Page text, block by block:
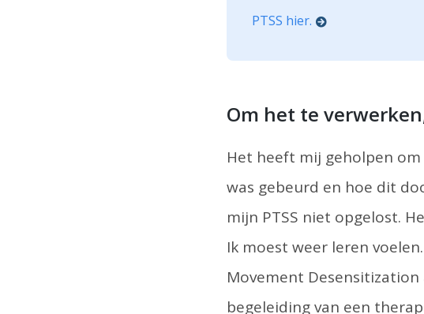
PTSS hier.
Om het te
Het heeft mij geholpen
was gebeurd en hoe dit
mijn PTSS niet opgelost.
Ik moest weer leren
Movement Desensitization
begeleiding van een